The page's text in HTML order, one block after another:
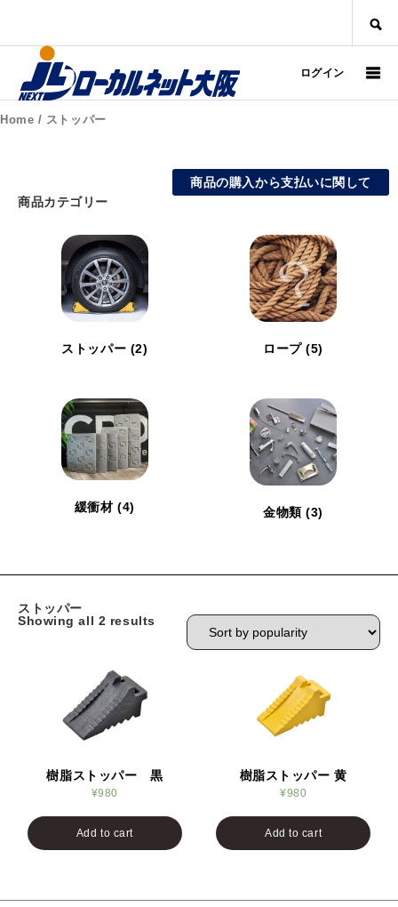
ログイン
Home / ストッパー
商品の購入から支払いに関して
商品カテゴリー
ストッパー (2) ロープ(5)
緩衝材(4) 金物類(3)
ストッパー
Showing all 2 results
樹脂ストッパー 黒
¥980
Add to cart
樹脂ストッパー 黄
¥980
Add to cart